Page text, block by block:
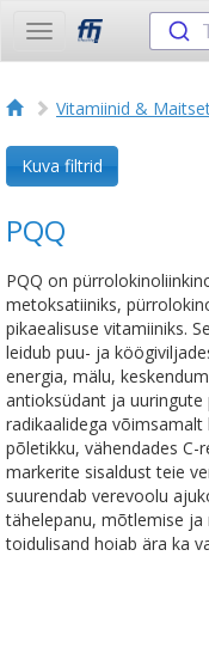
Toggle
navigation
Vitamiinid &
Kuva filtrid
PQQ
PQQ on
metoksatiiniks,
pikaealisuse vitamiiniks.
leidub puu- ja
energia, mälu,
antioksüdant ja
radikaalidega võimsamalt
põletikku, vähendades C-
markerite sisaldust teie
suurendab verevoolu
tähelepanu, mõtlemise ja
toidulisand hoiab ära ka